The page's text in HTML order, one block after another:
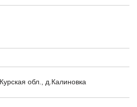
Курская обл., д.Калиновка